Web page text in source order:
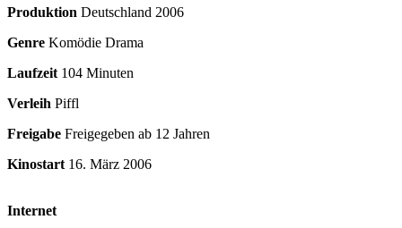
Produktion Deutschland 2006
Genre Komödie Drama
Laufzeit104 Minuten
Verleih Piffl
Freigabe Freigegeben ab 12 Jahren
Kinostart 16. März 2006
Internet